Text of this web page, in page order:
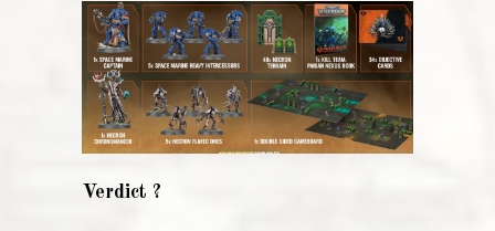
Verdict ?